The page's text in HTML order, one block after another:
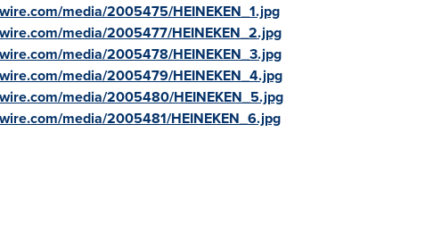
media/2005475/HEINEKEN_1.jpg
media/2005477/HEINEKEN_2.jpg
media/2005478/HEINEKEN_3.jpg
media/2005479/HEINEKEN_4.jpg
media/2005480/HEINEKEN_5.jpg
media/2005481/HEINEKEN_6.jpg